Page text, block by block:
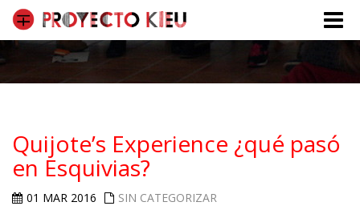
Toggle
Quijote’s Experience ¿qué pasó
en Esquivias?
01 MAR 2016
SIN CATEGORIZAR